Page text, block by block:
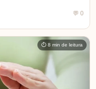
💬 0
⏱ 8 min de leitura